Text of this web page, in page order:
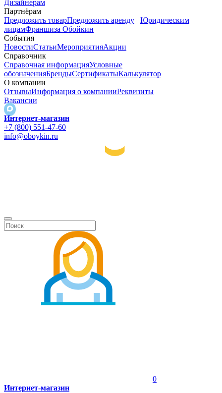
Дизайнерам
Партнёрам
Предложить товарПредложить аренду
Юридическим
лицамФраншиза Обойкин
События
НовостиСтатьиМероприятияАкции
Справочник
Справочная информацияУсловные
обозначенияБрендыСертификатыКалькулятор
О компании
ОтзывыИнформация о компанииРеквизиты
Вакансии
Интернет-магазин
+7 (800) 551-47-60
info@oboykin.ru
0
Интернет-магазин